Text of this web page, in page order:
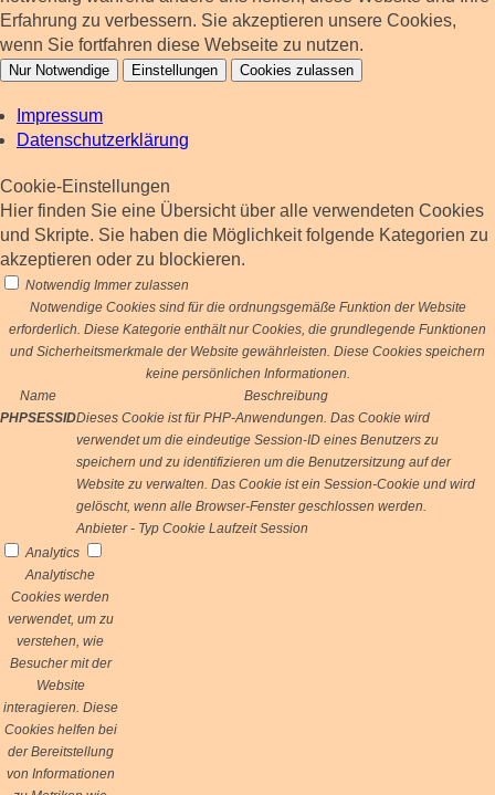
Erfahrung zu verbessern. Sie akzeptieren unsere Cookies,
wenn Sie fortfahren diese Webseite zu nutzen.
Nur Notwendige Einstellungen Cookies zulassen
Impressum
Datenschutzerklärung
Cookie-Einstellungen
Hier finden Sie eine Übersicht über alle verwendeten Cookies
und Skripte. Sie haben die Möglichkeit folgende Kategorien zu
akzeptieren oder zu blockieren.
Notwendig Immer zulassen
Notwendige Cookies sind für die ordnungsgemäße Funktion der Website
erforderlich. Diese Kategorie enthält nur Cookies, die grundlegende Funktionen
und Sicherheitsmerkmale der Website gewährleisten. Diese Cookies speichern
keine persönlichen Informationen.
Name
Beschreibung
PHPSESSIDDieses Cookie ist für PHP-Anwendungen. Das Cookie wird
verwendet um die eindeutige Session-ID eines Benutzers zu
speichern und zu identifizieren um die Benutzersitzung auf der
Website zu verwalten. Das Cookie ist ein Session-Cookie und wird
gelöscht, wenn alle Browser-Fenster geschlossen werden.
Anbieter - Typ Cookie Laufzeit Session
Analytics
Analytische
Cookies werden
verwendet, um zu
verstehen, wie
Besucher mit der
Website
interagieren. Diese
Cookies helfen bei
der Bereitstellung
von Informationen